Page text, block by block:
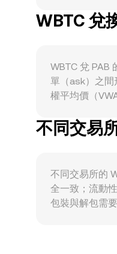
掛鉤，因此美
與 BTC 相關
大額鑄造或解
WBTC 兌
WBTC 兌 PAB
單（ask）之間
權平均價（
中心化交易所
WBTC/USDT
不同交易
不同交易所的
全一致；流動
包裝與解包需